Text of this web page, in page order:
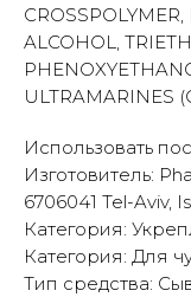
CROSSPOLYMER,
ALCOHOL,
ULTRAMARINES
Использовать
Изготовитель:
6706041 Tel-Aviv,
Категория:
Категория: Для
Тип средства: